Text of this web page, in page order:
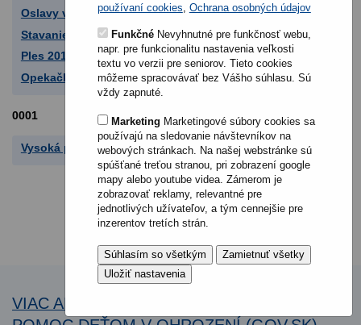
Oslavy vítania leta - LETNÝ SLNOVRAT 2015
Stavanie Mája, 2015
Ples 2015
Opekačka detí v MŠ a program pre mamičku ku Dňu matiek
0001
Vysoká pri morave a okolie
VIAC AKO NICK - NÁRODNÁ LINKA NA
používaní cookies Ochrana osobných údajov
FunkčnéNevyhnutné pre funkčnosť webu,
napr. pre funkcionalitu nastavenia veľkosti
textu vo verzii pre seniorov. Tieto cookies
môžeme spracovávať bez Vášho súhlasu. Sú
vždy zapnuté.
Marketing Marketingové súbory cookies sa
používajú na sledovanie návštevníkov na
webových stránkach. Na našej webstránke sú
spúšťané treťou stranou, pri zobrazení google
mapy alebo youtube videa. Zámerom je
zobrazovať reklamy, relevantné pre
jednotlivých užívateľov, a tým cennejšie pre
inzerentov tretích strán.